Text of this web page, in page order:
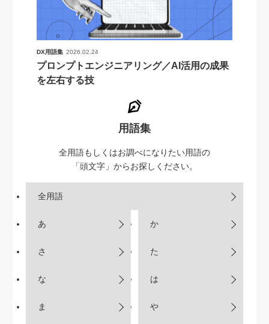
DX用語集 2026.02.24
プロンプトエンジニアリング／AI活用の成果
を左右する技
用語集
全用語もしくはお調べになりたい用語の
「頭文字」からお探しください。
全用語
あ か
さ た
な は
ま や